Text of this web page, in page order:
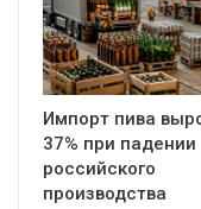
Импорт пива
37% при падении
российского
производства